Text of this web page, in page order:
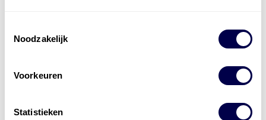
Noodzakelijk
Voorkeuren
Statistieken